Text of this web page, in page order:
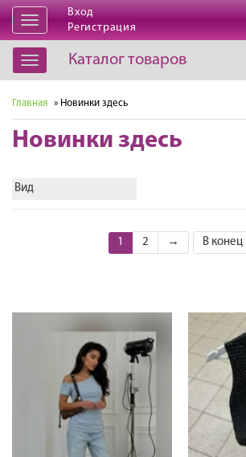
Открыть
навигацию
Вход
Регистрация
Открыть
навигацию
Каталог товаров
Главная » Новинки здесь
Новинки здесь
Вид
1 2 → В конец